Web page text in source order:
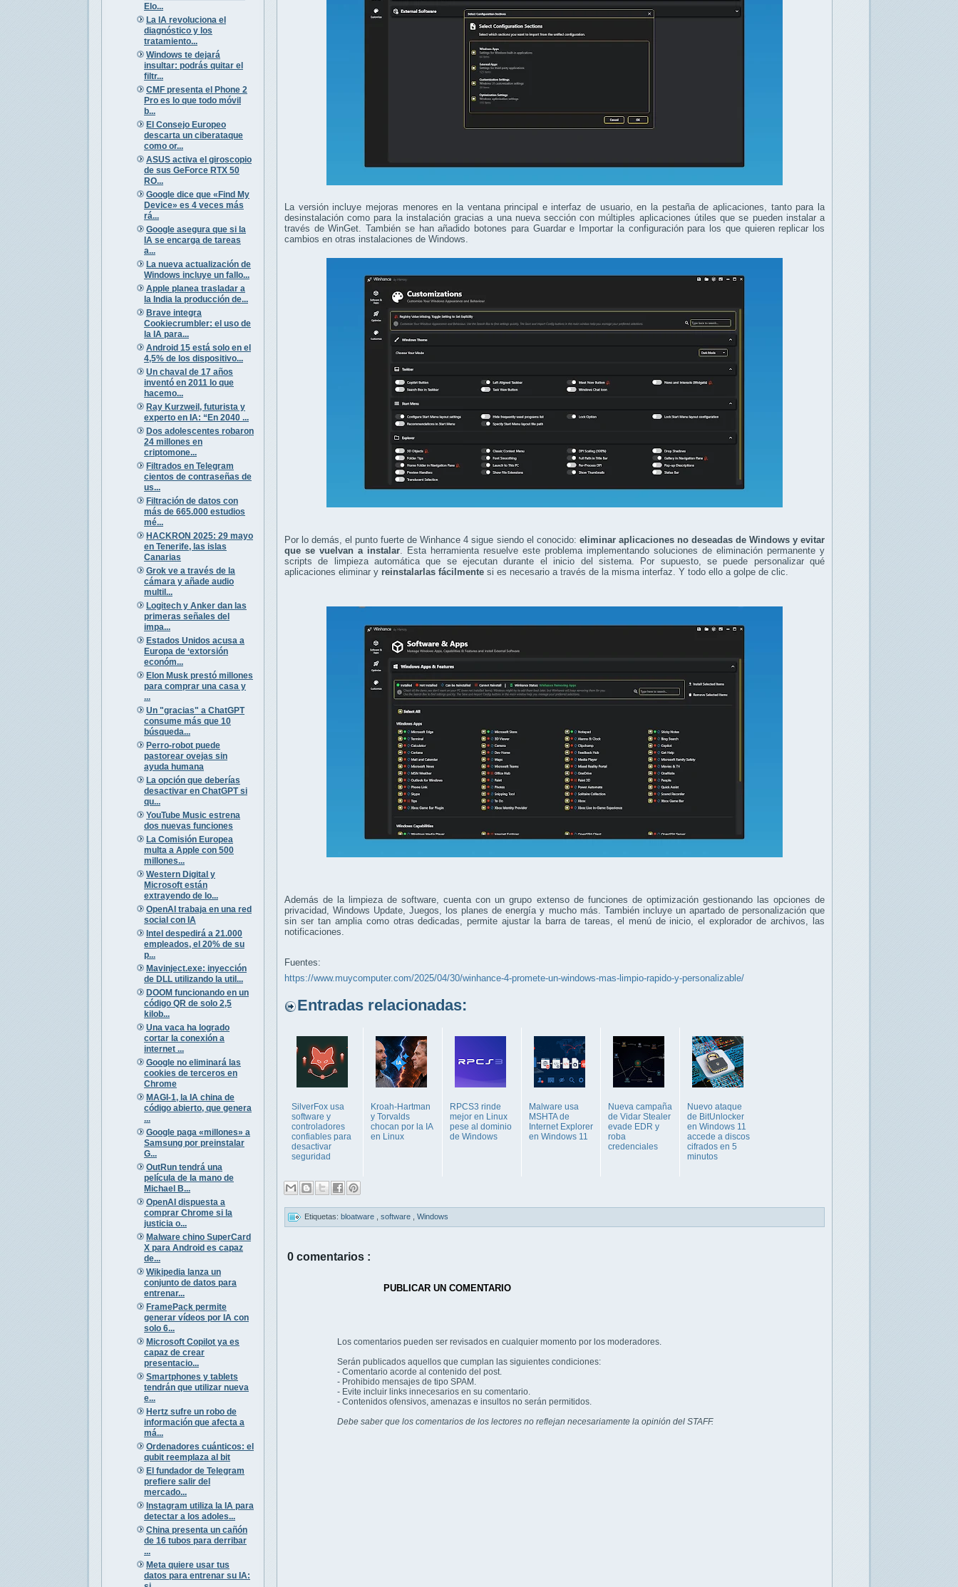
Elo...
La IA revoluciona el
diagnóstico y los
tratamiento...
Windows te dejará
insultar: podrás quitar el
filtr...
CMF presenta el Phone 2
Pro es lo que todo móvil
b...
El Consejo Europeo
descarta un ciberataque
como or...
ASUS activa el giroscopio
de sus GeForce RTX 50
RO...
Google dice que «Find My
Device» es 4 veces más
rá...
Google asegura que si la
IA se encarga de tareas
a...
La nueva actualización de
Windows incluye un fallo...
Apple planea trasladar a
la India la producción de...
Brave integra
Cookiecrumbler: el uso de
la IA para...
Android 15 está solo en el
4,5% de los dispositivo...
Un chaval de 17 años
inventó en 2011 lo que
hacemo...
Ray Kurzweil, futurista y
experto en IA: “En 2040 ...
Dos adolescentes robaron
24 millones en
criptomone...
Filtrados en Telegram
cientos de contraseñas de
us...
Filtración de datos con
más de 665.000 estudios
mé...
HACKRON 2025: 29 mayo
en Tenerife, las islas
Canarias
Grok ve a través de la
cámara y añade audio
multil...
Logitech y Anker dan las
primeras señales del
impa...
Estados Unidos acusa a
Europa de ‘extorsión
económ...
Elon Musk prestó millones
para comprar una casa y
...
Un "gracias" a ChatGPT
consume más que 10
búsqueda...
Perro-robot puede
pastorear ovejas sin
ayuda humana
La opción que deberías
desactivar en ChatGPT si
qu...
YouTube Music estrena
dos nuevas funciones
La Comisión Europea
multa a Apple con 500
millones...
Western Digital y
Microsoft están
extrayendo de lo...
OpenAI trabaja en una red
social con IA
Intel despedirá a 21.000
empleados, el 20% de su
p...
Mavinject.exe: inyección
de DLL utilizando la util...
DOOM funcionando en un
código QR de solo 2,5
kilob...
Una vaca ha logrado
cortar la conexión a
internet ...
Google no eliminará las
cookies de terceros en
Chrome
MAGI-1, la IA china de
código abierto, que genera
...
Google paga «millones» a
Samsung por preinstalar
G...
OutRun tendrá una
película de la mano de
Michael B...
OpenAI dispuesta a
comprar Chrome si la
justicia o...
Malware chino SuperCard
X para Android es capaz
de...
Wikipedia lanza un
conjunto de datos para
entrenar...
FramePack permite
generar vídeos por IA con
solo 6...
Microsoft Copilot ya es
capaz de crear
presentacio...
Smartphones y tablets
tendrán que utilizar nueva
e...
Hertz sufre un robo de
información que afecta a
má...
Ordenadores cuánticos: el
qubit reemplaza al bit
El fundador de Telegram
prefiere salir del
mercado...
Instagram utiliza la IA para
detectar a los adoles...
China presenta un cañón
de 16 tubos para derribar
...
Meta quiere usar tus
datos para entrenar su IA:
La versión incluye mejoras menores en la ventana principal e interfaz de usuario, en la pestaña de aplicaciones, tanto para la
desinstalación como para la instalación gracias a una nueva sección con múltiples aplicaciones útiles que se pueden instalar a
través de WinGet. También se han añadido botones para Guardar e Importar la configuración para los que quieren replicar los
cambios en otras instalaciones de Windows.
Por lo demás, el punto fuerte de Winhance 4 sigue siendo el conocido: eliminar aplicaciones no deseadas de Windows y evitar
que se vuelvan a instalar . Esta herramienta resuelve este problema implementando soluciones de eliminación permanente y
scripts de limpieza automática que se ejecutan durante el inicio del sistema. Por supuesto, se puede personalizar qué
aplicaciones eliminar y reinstalarlas fácilmente si es necesario a través de la misma interfaz. Y todo ello a golpe de clic.
Además de la limpieza de software, cuenta con un grupo extenso de funciones de optimización gestionando las opciones de
privacidad, Windows Update, Juegos, los planes de energía y mucho más. También incluye un apartado de personalización que
sin ser tan amplia como otras dedicadas, permite ajustar la barra de tareas, el menú de inicio, el explorador de archivos, las
notificaciones.
Fuentes:
https://www.muycomputer.com/2025/04/30/winhance-4-promete-un-windows-mas-limpio-rapido-y-personalizable/
Entradas relacionadas:
SilverFox usa
software y
controladores
confiables para
desactivar
seguridad
Kroah-Hartman
y Torvalds
chocan por la IA
en Linux
RPCS3 rinde
mejor en Linux
pese al dominio
de Windows
Malware usa
MSHTA de
Internet Explorer
en Windows 11
Nueva campaña
de Vidar Stealer
evade EDR y
roba
credenciales
Nuevo ataque
de BitUnlocker
en Windows 11
accede a discos
cifrados en 5
minutos
Etiquetas: bloatware software Windows
0 comentarios :
PUBLICAR UN COMENTARIO
Los comentarios pueden ser revisados en cualquier momento por los moderadores.
Serán publicados aquellos que cumplan las siguientes condiciones:
- Comentario acorde al contenido del post.
- Prohibido mensajes de tipo SPAM.
- Evite incluir links innecesarios en su comentario.
- Contenidos ofensivos, amenazas e insultos no serán permitidos.
Debe saber que los comentarios de los lectores no reflejan necesariamente la opinión del STAFF.